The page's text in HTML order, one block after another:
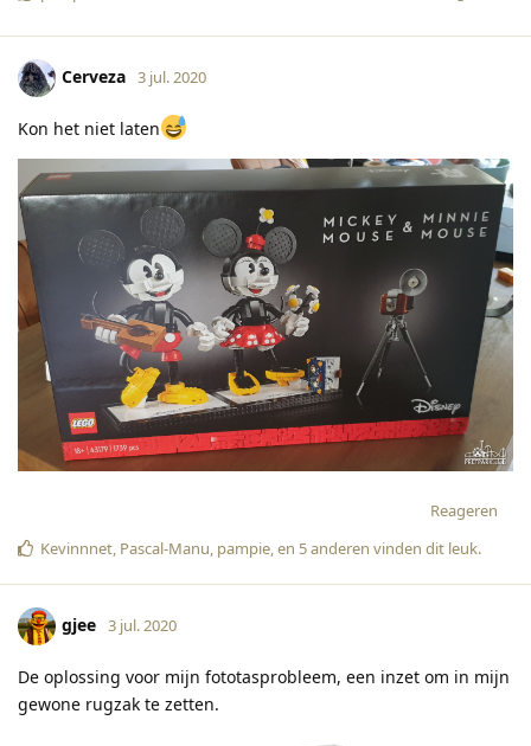
Cerveza 3 jul. 2020
Kon het niet laten
Reageren
Kevinnnet, Pascal-Manu, pampie, en 5anderen vinden dit leuk.
gjee 3 jul. 2020
De oplossing voor mijn fototasprobleem, een inzet om in mijn
gewone rugzak te zetten.